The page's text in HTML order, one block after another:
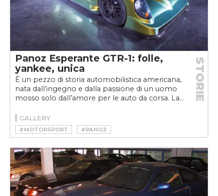
Panoz Esperante GTR-1: folle,
yankee, unica
È un pezzo di storia automobilistica americana,
nata dall’ingegno e dalla passione di un uomo
mosso solo dall’amore per le auto da corsa. La...
STORIE
GALLERY
#MOTORSPORT #PANOZ